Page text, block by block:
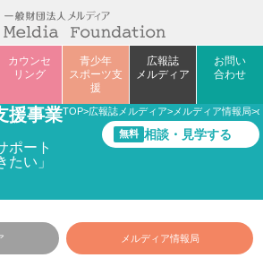
カウンセ
リング
青少年
スポーツ支
援
広報誌
メルディア
お問い
合わせ
援事業
ポート
たい」
TOP>広報誌メルディア> メルディア情報局>
無料 相談・見学する
メルディア情報局